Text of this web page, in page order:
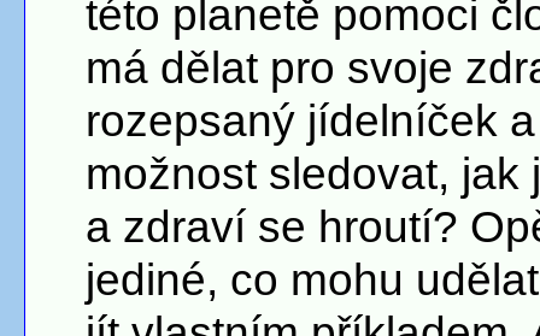
této planetě pomoci
má dělat pro svoje
rozepsaný jídelníček
možnost sledovat,
a zdraví se hroutí?
jediné, co mohu